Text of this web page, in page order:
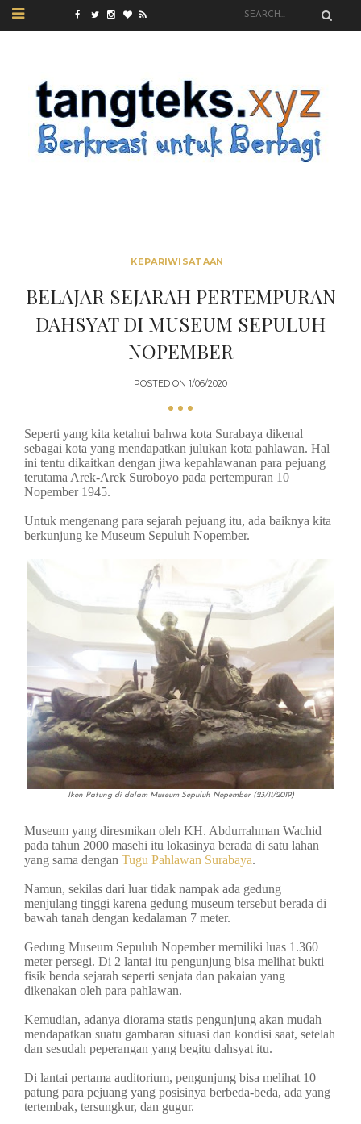
KEPARIWISATAAN
BELAJAR SEJARAH PERTEMPURAN
DAHSYAT DI MUSEUM SEPULUH
NOPEMBER
POSTED ON 1/06/2020
Seperti yang kita ketahui bahwa kota Surabaya dikenal
sebagai kota yang mendapatkan julukan kota pahlawan. Hal
ini tentu dikaitkan dengan jiwa kepahlawanan para pejuang
terutama Arek-Arek Suroboyo pada pertempuran 10
Nopember 1945.
Untuk mengenang para sejarah pejuang itu, ada baiknya kita
berkunjung ke Museum Sepuluh Nopember.
Ikon Patung di dalam Museum Sepuluh Nopember (23/11/2019)
Museum yang diresmikan oleh KH. Abdurrahman Wachid
pada tahun 2000 masehi itu lokasinya berada di satu lahan
yang sama dengan Tugu Pahlawan Surabaya.
Namun, sekilas dari luar tidak nampak ada gedung
menjulang tinggi karena gedung museum tersebut berada di
bawah tanah dengan kedalaman 7 meter.
Gedung Museum Sepuluh Nopember memiliki luas 1.360
meter persegi. Di 2 lantai itu pengunjung bisa melihat bukti
fisik benda sejarah seperti senjata dan pakaian yang
dikenakan oleh para pahlawan.
Kemudian, adanya diorama statis pengunjung akan mudah
mendapatkan suatu gambaran situasi dan kondisi saat, setelah
dan sesudah peperangan yang begitu dahsyat itu.
Di lantai pertama auditorium, pengunjung bisa melihat 10
patung para pejuang yang posisinya berbeda-beda, ada yang
tertembak, tersungkur, dan gugur.